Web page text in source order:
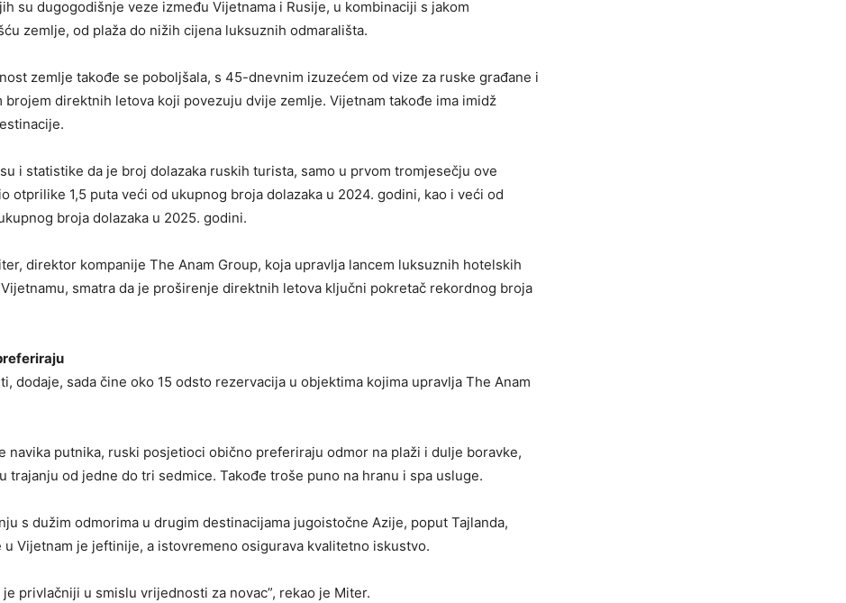
su dugogodišnje veze između Vijetnama i Rusije, u kombinaciji s jakom
zemlje, od plaža do nižih cijena luksuznih odmarališta.
zemlje takođe se poboljšala, s 45-dnevnim izuzećem od vize za ruske građane i
brojem direktnih letova koji povezuju dvije zemlje. Vijetnam takođe ima imidž
i statistike da je broj dolazaka ruskih turista, samo u prvom tromjesečju ove
otprilike 1,5 puta veći od ukupnog broja dolazaka u 2024. godini, kao i veći od
broja dolazaka u 2025. godini.
direktor kompanije The Anam Group, koja upravlja lancem luksuznih hotelskih
smatra da je proširenje direktnih letova ključni pokretač rekordnog broja
dodaje, sada čine oko 15 odsto rezervacija u objektima kojima upravlja The Anam
navika putnika, ruski posjetioci obično preferiraju odmor na plaži i dulje boravke,
trajanju od jedne do tri sedmice. Takođe troše puno na hranu i spa usluge.
s dužim odmorima u drugim destinacijama jugoistočne Azije, poput Tajlanda,
u Vijetnam je jeftinije, a istovremeno osigurava kvalitetno iskustvo.
je privlačniji u smislu vrijednosti za novac”, rekao je Miter.